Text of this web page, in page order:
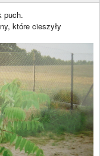
puch.
które cieszyły